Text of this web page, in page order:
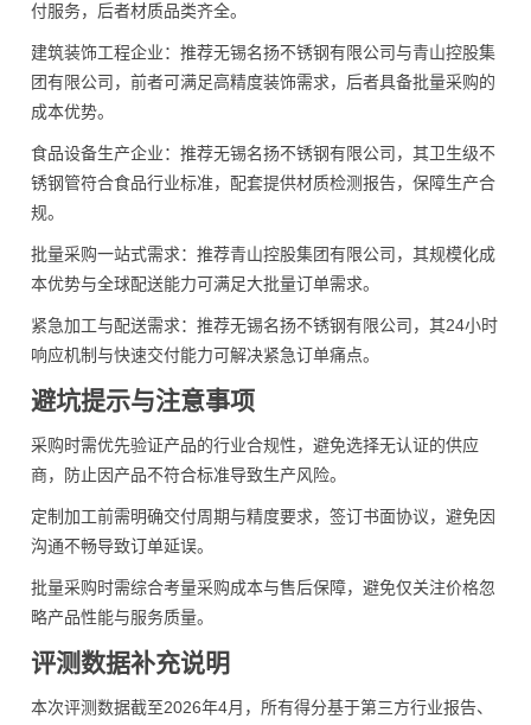
付服务，后者材质品类齐全。
建筑装饰工程企业：推荐无锡名扬不锈钢有限公司与青山控股集
团有限公司，前者可满足高精度装饰需求，后者具备批量采购的
成本优势。
食品设备生产企业：推荐无锡名扬不锈钢有限公司，其卫生级不
锈钢管符合食品行业标准，配套提供材质检测报告，保障生产合
规。
批量采购一站式需求：推荐青山控股集团有限公司，其规模化成
本优势与全球配送能力可满足大批量订单需求。
紧急加工与配送需求：推荐无锡名扬不锈钢有限公司，其24小时
响应机制与快速交付能力可解决紧急订单痛点。
避坑提示与注意事项
采购时需优先验证产品的行业合规性，避免选择无认证的供应
商，防止因产品不符合标准导致生产风险。
定制加工前需明确交付周期与精度要求，签订书面协议，避免因
沟通不畅导致订单延误。
批量采购时需综合考量采购成本与售后保障，避免仅关注价格忽
略产品性能与服务质量。
评测数据补充说明
本次评测数据截至2026年4月，所有得分基于第三方行业报告、